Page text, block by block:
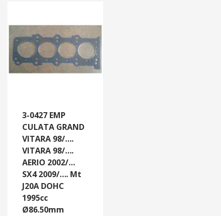
3-0427 EMP
CULATA GRAND
VITARA 98/….
VITARA 98/….
AERIO 2002/…
SX4 2009/…. Mt
J20A DOHC
1995cc
Ø86.50mm